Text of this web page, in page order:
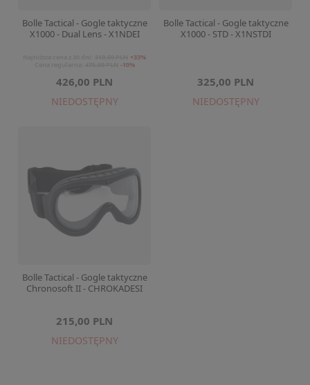
Bolle Tactical - Gogle taktyczne
X1000 - Dual Lens - X1NDEI
426,00 PLN
+33%
-10%
NIEDOSTĘPNY
Bolle Tactical - Gogle taktyczne
X1000 - STD - X1NSTDI
325,00 PLN
NIEDOSTĘPNY
Bolle Tactical - Gogle taktyczne
Chronosoft II - CHROKADESI
215,00 PLN
NIEDOSTĘPNY